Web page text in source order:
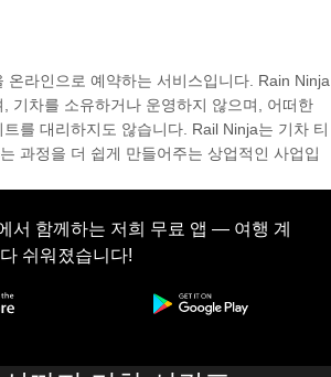
온라인으로 예약하는 서비스입니다. Rain Ninja
기차를 소유하거나 운영하지 않으며, 어떠한
를 대리하지도 않습니다. Rail Ninja는 기차 티
과정을 더 쉽게 만들어주는 상업적인 사업입
서 함께하는 저희 무료 앱 — 여행 계
쉬워졌습니다!